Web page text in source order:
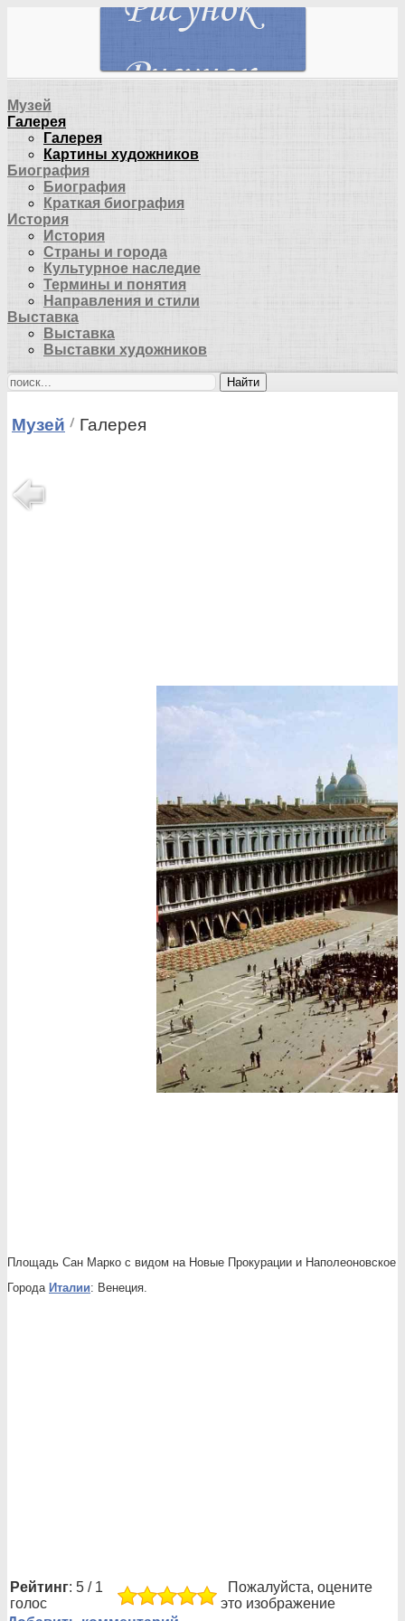
Музей
Галерея
Галерея
Картины художников
Биография
Биография
Краткая биография
История
История
Страны и города
Культурное наследие
Термины и понятия
Направления и стили
Выставка
Выставка
Выставки художников
Найти
Музей Галерея
Площадь Сан Марко с видом на Новые Прокурации и Наполеоновское
Города Италии: Венеция.
Рейтинг: 5 / 1
голос
Пожалуйста, оцените
это изображение